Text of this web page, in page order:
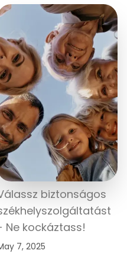
biztonságos
Ne kockáztass!
7, 2025